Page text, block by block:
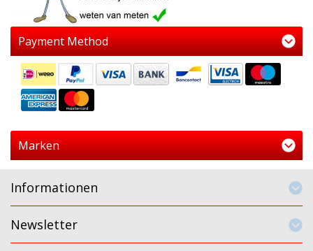
Payment Method
Marken
Informationen
Newsletter